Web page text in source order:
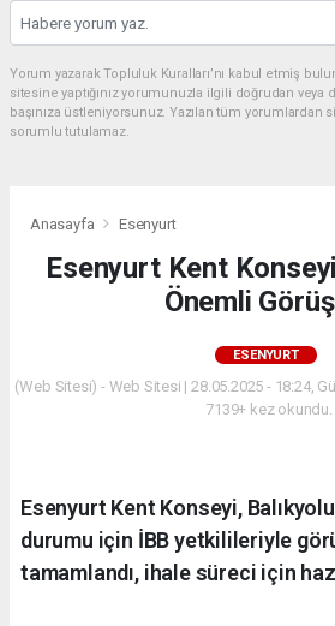
Yorum yazarak Topluluk Kuralları’nı kabul etmiş
sitesine yaptığınız yorumunuzla ilgili doğrudan veya
başınıza üstleniyorsunuz. Yazılan tüm
sorumlu tutulamaz.
Anasayfa Esenyurt
Esenyurt Kent
Önemli
ESENYURT
(Web Sitesi) - Web Sitesi | 28.05.2025 - 18:24,
7139+ kez okundu.
Esenyurt Kent Konseyi,
durumu için İBB yetkilileriyle
tamamlandı, ihale süreci için